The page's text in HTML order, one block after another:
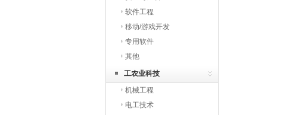
软件工程
移动/游戏开发
专用软件
其他
工农业科技
机械工程
电工技术